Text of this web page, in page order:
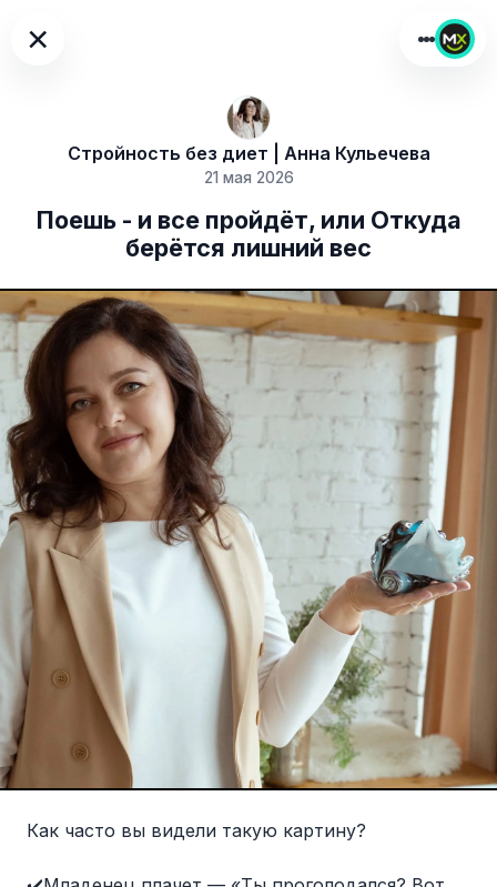
×
Стройность без диет | Анна Кульечева
21 мая 2026
Поешь - и все пройдёт, или Откуда
берётся лишний вес
Как часто вы видели такую картину?